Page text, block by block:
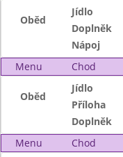
Oběd
Jídlo
Doplněk
Nápoj
Menu
Chod
Oběd
Jídlo
Příloha
Doplněk
Menu
Chod